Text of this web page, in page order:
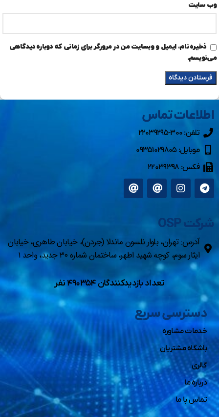
وب‌ سایت
ذخیره نام، ایمیل و وبسایت من در مرورگر برای زمانی که دوباره دیدگاهی
می‌نویسم.
اطلاعات تماس
تلفن: ۳۰۰-۲۲۰۳۹۲۹۵
موبایل: ۰۹۳۵۱۰۲۹۸۰۵
فکس: ۲۲۰۳۹۳۹۸
شرکت OSP
آدرس: تهران، بلوار نلسون ماندلا (جردن)، خیابان طاهری، خیابان
ایثار سوم، کوچه شهید اطهر، ساختمان شماره ۳۰ جدید، واحد ۱
تعداد بازدیدکنندگان ۴۹۰۳۵۴ نفر
دسترسی سریع
خدمات مشاوره
باشگاه مشتریان
گالری
درباره ما
تماس با ما